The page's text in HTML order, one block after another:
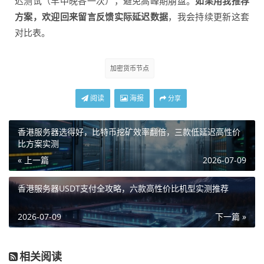
方案，欢迎回来留言反馈实际延迟数据，我会持续更新这套
对比表。
加密货币节点
阅读 海报 分享
香港服务器选得好，比特币挖矿效率翻倍，三款低延迟高性价
比方案实测
« 上一篇
2026-07-09
香港服务器USDT支付全攻略，六款高性价比机型实测推荐
下一篇 »
2026-07-09
相关阅读